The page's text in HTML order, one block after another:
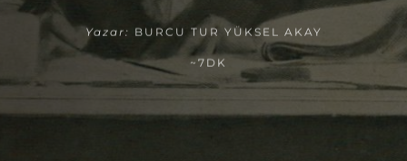
Yazar: BURCU TUR YÜKSEL AKAY
~7DK